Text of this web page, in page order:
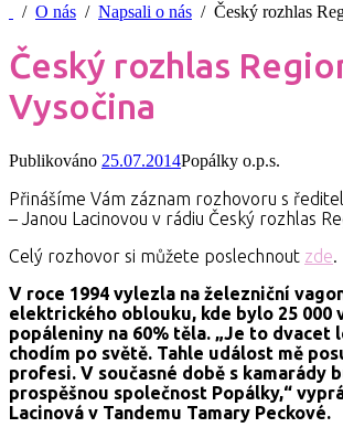
/ O nás / Napsali o nás / Český rozhlas
Český rozhlas
Vysočina
Publikováno 25.07.2014Popálky o.p.s.
Přinášíme Vám záznam rozhovoru s
– Janou Lacinovou v rádiu Český rozhlas
Celý rozhovor si můžete poslechnout zde.
V roce 1994 vylezla na železniční
elektrického oblouku, kde bylo 25 000
popáleniny na 60% těla. „Je to dvacet
chodím po světě. Tahle událost mě
profesi. V současné době s kamarády
prospěšnou společnost Popálky,“
Lacinová v Tandemu Tamary Peckové.